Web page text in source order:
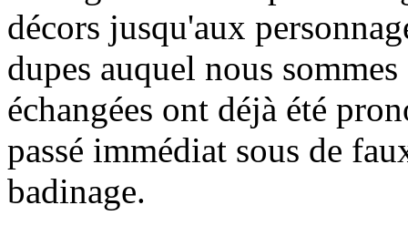
décors jusqu'aux
dupes auquel nous
échangées ont déjà été
passé immédiat sous de
badinage.